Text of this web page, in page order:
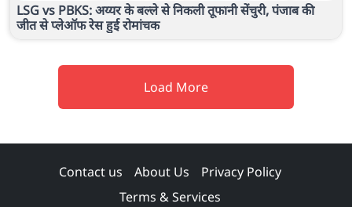
LSG vs PBKS: अय्यर के बल्ले से निकली तूफानी सेंचुरी, पंजाब की
जीत से प्लेऑफ रेस हुई रोमांचक
Load More
Contact us About Us
Privacy Policy
Terms & Services